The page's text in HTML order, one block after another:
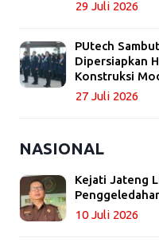
29 Juli 2026
PUtech
Dipersiapkan
Konstruksi
27 Juli 2026
NASIONAL
Kejati Jateng
10 Juli 2026